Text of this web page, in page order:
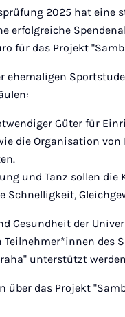
2025 hat eine
erfolgreiche
für das Projekt
ehemaligen
Güter für
die Organisation
und Tanz sollen
Schnelligkeit,
Gesundheit der
Teilnehmer*innen
unterstützt
über das Projekt